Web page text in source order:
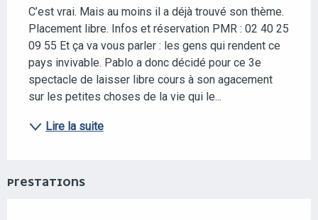
C’est vrai. Mais au moins il a déjà trouvé son thème.
Placement libre. Infos et réservation PMR : 02 40 25
09 55 Et ça va vous parler : les gens qui rendent ce
pays invivable. Pablo a donc décidé pour ce 3e
spectacle de laisser libre cours à son agacement
sur les petites choses de la vie qui le...
Lire la suite
PRESTATIONS